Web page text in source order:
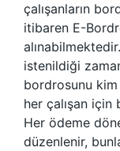
çalışanların
itibaren E-
istenildiği
bordrosunu kim
her çalışan için
Her ödeme
düzenlenir,